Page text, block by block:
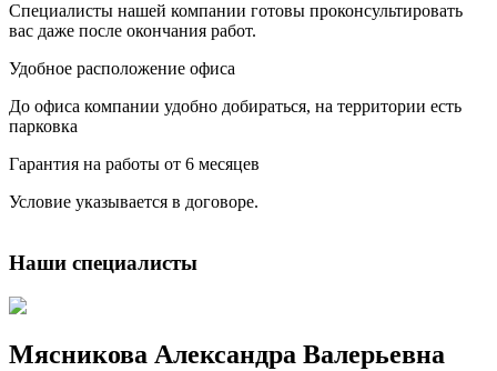
Специалисты нашей компании готовы проконсультировать
вас даже после окончания работ.
Удобное расположение офиса
До офиса компании удобно добираться, на территории есть
парковка
Гарантия на работы от 6 месяцев
Условие указывается в договоре.
Наши специалисты
Мясникова Александра Валерьевна